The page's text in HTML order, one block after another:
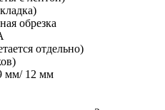
обрезка
отдельно)
мм/ 12 мм